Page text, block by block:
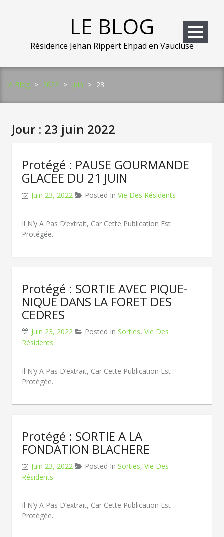
LE BLOG
Résidence Jehan Rippert Ehpad en Vaucluse
le Blog > 2022 > juin > 23
Jour : 23 juin 2022
Protégé : PAUSE GOURMANDE
GLACEE DU 21 JUIN
Juin 23, 2022 Posted In Vie Des Résidents
Il N’y A Pas D’extrait, Car Cette Publication Est
Protégée.
Protégé : SORTIE AVEC PIQUE-
NIQUE DANS LA FORET DES
CEDRES
Juin 23, 2022 Posted In Sorties, Vie Des
Résidents
Il N’y A Pas D’extrait, Car Cette Publication Est
Protégée.
Protégé : SORTIE A LA
FONDATION BLACHERE
Juin 23, 2022 Posted In Sorties, Vie Des
Résidents
Il N’y A Pas D’extrait, Car Cette Publication Est
Protégée.